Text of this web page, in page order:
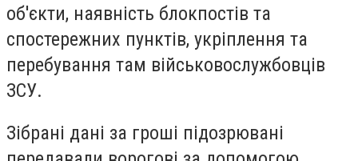
об'єкти, наявність блокпостів та
спостережних пунктів, укріплення та
перебування там військовослужбовців
ЗСУ.
Зібрані дані за гроші підозрювані